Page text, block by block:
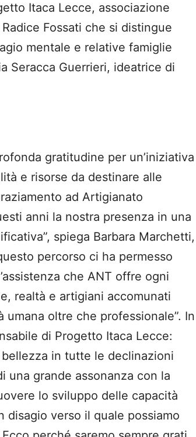
Itaca Lecce, associazione
Fossati che si distingue
mentale e relative famiglie
Seracca Guerrieri, ideatrice di
gratitudine per un’iniziativa
e risorse da destinare alle
ad Artigianato
anni la nostra presenza in una
spiega Barbara Marchetti,
percorso ci ha permesso
che ANT offre ogni
realtà e artigiani accomunati
oltre che professionale”. In
di Progetto Itaca Lecce:
bellezza in tutte le declinazioni
una grande assonanza con la
lo sviluppo delle capacità
disagio verso il quale possiamo